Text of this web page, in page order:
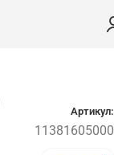
Артикул:
11381605000